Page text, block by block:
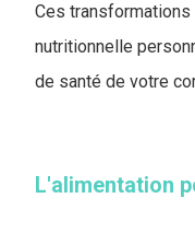
Ces transformations
nutritionnelle
de santé de votre
L'alimentation